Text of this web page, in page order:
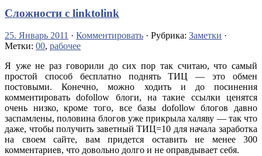
Сложности с linktolink
25. Январь 2011 · Комментировать · Рубрика: Заметки ·
Метки: 00, рабочее
Я уже не раз говорили до сих пор так считаю, что самый
простой способ бесплатно поднять ТИЦ — это обмен
постовыми.Конечно, можно ходить и до посинения
комментировать dofollow блоги, на такие ссылки ценятся
очень низко, кроме того, все базы dofollow блогов давно
заспамлены, половина блогов уже прикрыла халяву — так что
даже, чтобы получить заветный ТИЦ=10 для начала заработка
на своем сайте, вам придется оставить не менее 300
комментариев, что довольно долго и не оправдывает себя.